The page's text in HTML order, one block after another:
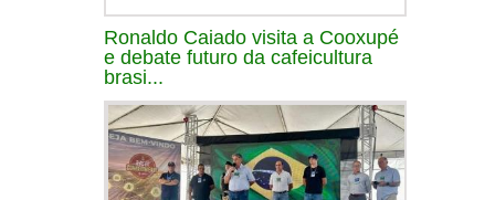
Ronaldo Caiado visita a Cooxupé
e debate futuro da cafeicultura
brasi...